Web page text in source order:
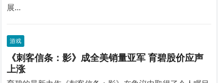
展…
游戏
《刺客信条：影》成全美销量亚军 育碧股价应声
上涨